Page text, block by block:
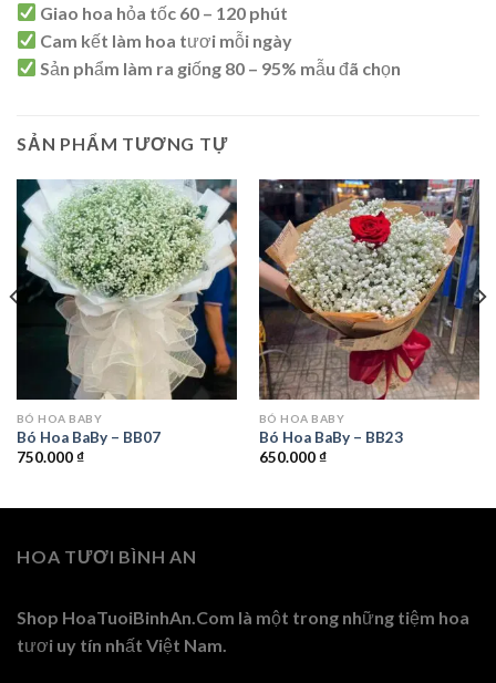
Giao hoa hỏa tốc 60 – 120 phút
Cam kết làm hoa tươi mỗi ngày
Sản phẩm làm ra giống 80 – 95% mẫu đã chọn
SẢN PHẨM TƯƠNG TỰ
BÓ HOA BABY
Bó Hoa BaBy – BB07
750.000₫
BÓ HOA BABY
Bó Hoa BaBy – BB23
650.000₫
HOA TƯƠI BÌNH AN
Shop HoaTuoiBinhAn.Com là một trong những tiệm hoa
tươi uy tín nhất Việt Nam.